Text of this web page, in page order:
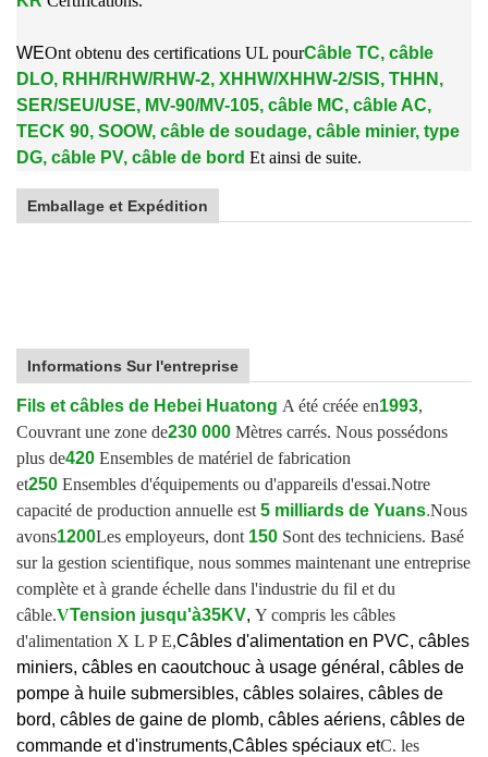
WEOnt obtenu des certifications UL pourCâble TC, câble
DLO, RHH/RHW/RHW-2, XHHW/XHHW-2/SIS, THHN,
SER/SEU/USE, MV-90/MV-105, câble MC, câble AC,
TECK 90, SOOW, câble de soudage, câble minier, type
DG, câble PV, câble de bord Et ainsi de suite.
Emballage et Expédition
Informations Sur l'entreprise
Fils et câbles de Hebei Huatong A été créée en1993,
Couvrant une zone de230 000 Mètres carrés. Nous possédons
plus de420 Ensembles de matériel de fabrication
et250 Ensembles d'équipements ou d'appareils d'essai.Notre
capacité de production annuelle est 5 milliards de Yuans.Nous
avons1200Les employeurs, dont 150 Sont des techniciens. Basé
sur la gestion scientifique, nous sommes maintenant une entreprise
complète et à grande échelle dans l'industrie du fil et du
câble.VTension jusqu'à35KV, Y compris les câbles
d'alimentation X L P E,Câbles d'alimentation en PVC, câbles
miniers, câbles en caoutchouc à usage général, câbles de
pompe à huile submersibles, câbles solaires, câbles de
bord, câbles de gaine de plomb, câbles aériens, câbles de
commande et d'instruments,Câbles spéciaux etC. les